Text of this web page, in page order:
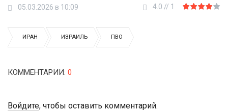
05.03.2026 в 10:09 4.0 // 1
ИРАН ИЗРАИЛЬ ПВО
КОММЕНТАРИИ: 0
Войдите, чтобы оставить комментарий.